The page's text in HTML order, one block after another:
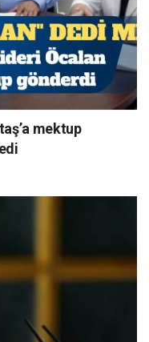
mektup